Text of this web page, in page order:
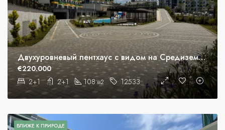
Двухуровневый пентхаус с видом на Средиземное море в Аланье, Авсаллар.
2+1 2+1 108 м2 12533
€220.000
БЛИЖЕ К ПРИРОДЕ